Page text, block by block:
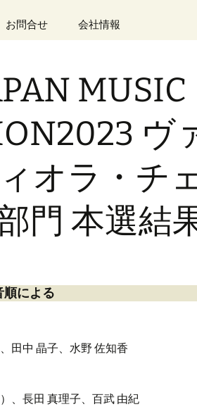
フルート・オーボエ・
クラリネット・ヴァイ
ピアノ部門
過年度大会
MUSIC FESTIVAL 2026
過去の学生
お問合せ 会社情報
関連会社
チラシ作成
ボランティア活動
個人情報
MUSIC
ヴ
オラ・チ
門 本選結
による
田中 晶子、水野 佐知香
、長田 真理子、百武 由紀